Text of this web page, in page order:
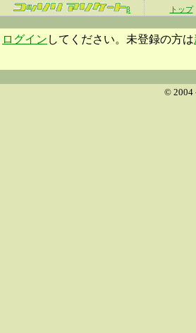
β トップ
ログイン してください。未登録の方は
© 2004